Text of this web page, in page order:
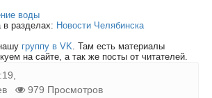
воды
в разделах: Новости Челябинска
группу в VK . Там есть материалы
на сайте, а так же посты от читателей.
979 Просмотров